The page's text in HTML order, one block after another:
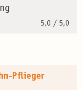
5,0 / 5,0
Pflieger